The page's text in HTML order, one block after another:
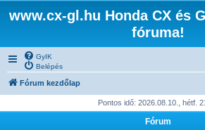
www.cx-gl.hu Honda CX és
fóruma!
GyIK
Belépés
Fórum kezdőlap
Pontos idő: 2026.08.10., hétf.
Fórum